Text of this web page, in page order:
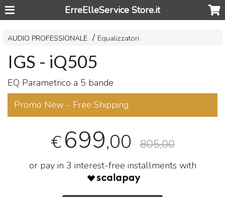
ErreElleService Store.it
AUDIO PROFESSIONALE Equalizzatori
IGS - iQ505
EQ Parametrico a 5 bande
Promo New - Free Shipping
€699,00 805,00
or pay in 3 interest-free installments with